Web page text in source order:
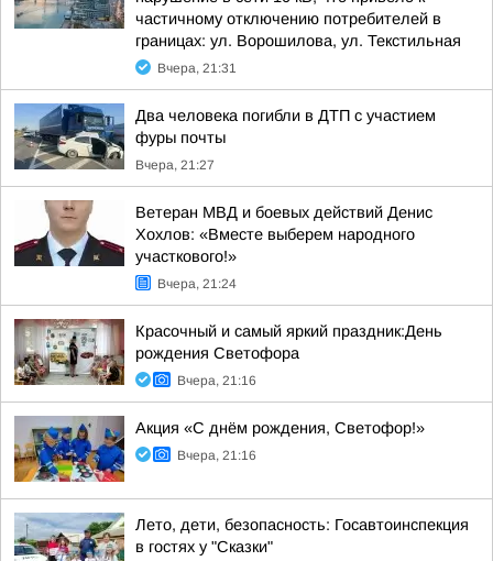
частичному отключению потребителей в
границах: ул. Ворошилова, ул. Текстильная
Вчера, 21:31
Два человека погибли в ДТП с участием
фуры почты
Вчера, 21:27
Ветеран МВД и боевых действий Денис
Хохлов: «Вместе выберем народного
участкового!»
Вчера, 21:24
Красочный и самый яркий праздник:День
рождения Светофора
Вчера, 21:16
Акция «С днём рождения, Светофор!»
Вчера, 21:16
Лето, дети, безопасность: Госавтоинспекция
в гостях у "Сказки"